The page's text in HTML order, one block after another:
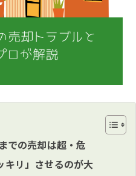
での売却は超・危
キリ」させるのが大